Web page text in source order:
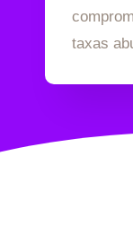
taxas